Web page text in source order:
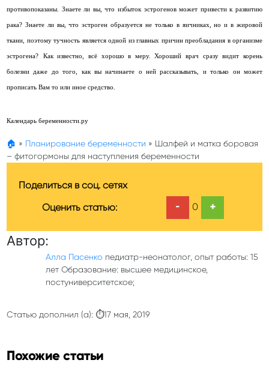
противопоказаны. Знаете ли вы, что избыток эстрогенов может привести к развитию
рака? Знаете ли вы, что эстроген образуется не только в яичниках, но и в жировой
ткани, поэтому тучность является одной из главных причин преобладания в организме
эстрогена? Как известно, всё хорошо в меру. Хороший врач сразу видит корень
болезни даже до того, как вы начинаете о ней рассказывать, и только он может
прописать Вам то или иное средство.
Календарь беременности.ру
🏠 » Планирование беременности » Шалфей и матка боровая
– фитогормоны для наступления беременности
Поделиться в соц. сетях
Оценить статью:
- 0 +
Автор:
Алла Пасенко педиатр-неонатолог, опыт работы: 15
лет Образование: высшее медицинское,
постуниверситетское;
Статью дополнил (а): ⏱17 мая, 2019
Похожие статьи